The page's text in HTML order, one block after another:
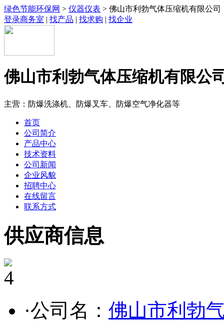
绿色节能环保网 > 仪器仪表 > 佛山市利勃气体压缩机有限公司
登录商务室 | 找产品 | 找求购 | 找企业
佛山市利勃气体压缩机有限公
主营：防爆洗涤机、防爆叉车、防爆空气净化器等
首页
公司简介
产品中心
技术资料
公司新闻
企业风貌
招聘中心
在线留言
联系方式
供应商信息
4
·公司名： 佛山市利勃